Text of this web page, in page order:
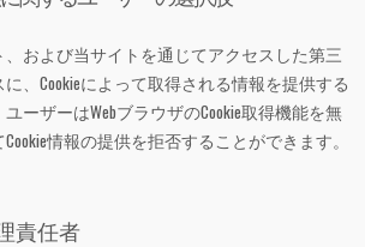
および当サイトを通じてアクセスした第三
、Cookieによって取得される情報を提供する
ーザーはWebブラウザのCookie取得機能を無
情報の提供を拒否することができます。
責任者